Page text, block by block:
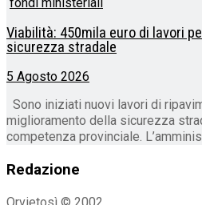
Viabilità: 450mila euro di lavori
sicurezza stradale
5 Agosto 2026
Sono iniziati nuovi lavori di
miglioramento della sicurezza
competenza provinciale.
Redazione